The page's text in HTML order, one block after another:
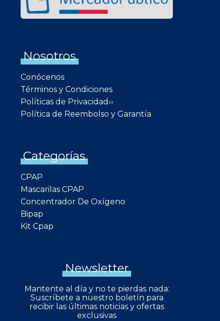
Nosotros
Conócenos
Términos y Condiciones
Políticas de Privacidad››
Política de Reembolso y Garantía
Categorías
CPAP
Mascarilas CPAP
Concentrador De Oxígeno
Bipap
Kit Cpap
Newsletter
Mantente al día y no te pierdas nada:
Suscríbete a nuestro boletín para
recibir las últimas noticias y ofertas
exclusivas